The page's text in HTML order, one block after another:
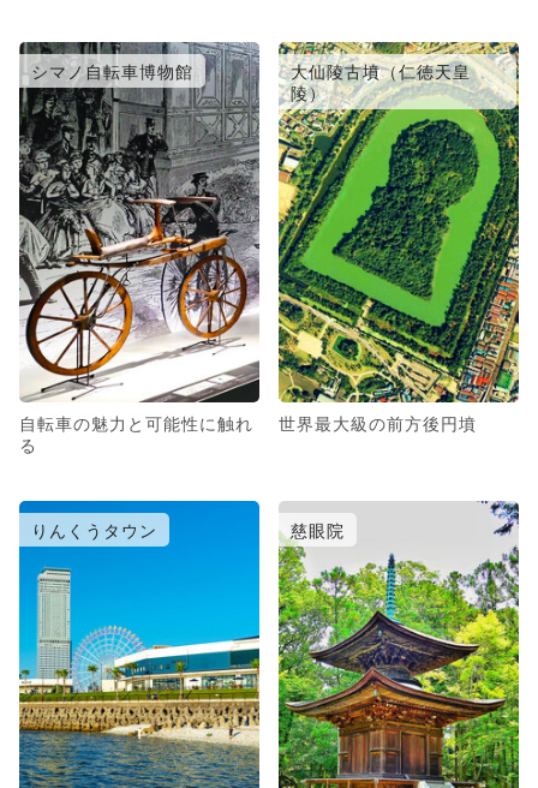
シマノ自転車博物館
自転車の魅力と可能性に触れ
る
大仙陵古墳（仁徳天皇
陵）
世界最大級の前方後円墳
りんくうタウン 慈眼院